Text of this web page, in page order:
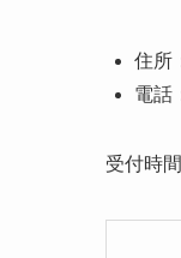
住所
電話
受付時